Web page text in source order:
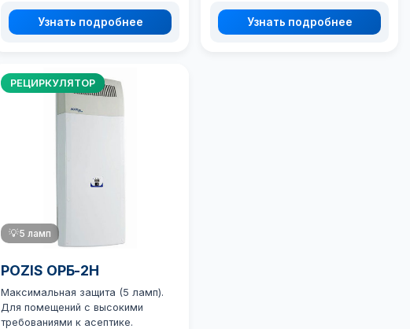
Узнать подробнее Узнать подробнее
РЕЦИРКУЛЯТОР
💡5 ламп
POZIS ОРБ-2Н
Максимальная защита (5 ламп).
Для помещений с высокими
требованиями к асептике.